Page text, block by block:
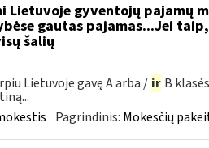
gyventojų pajamų
gautas pajamas...Jei taip,
šalių
Lietuvoje gavę A arba / ir B
Pagrindinis: Mokesčių